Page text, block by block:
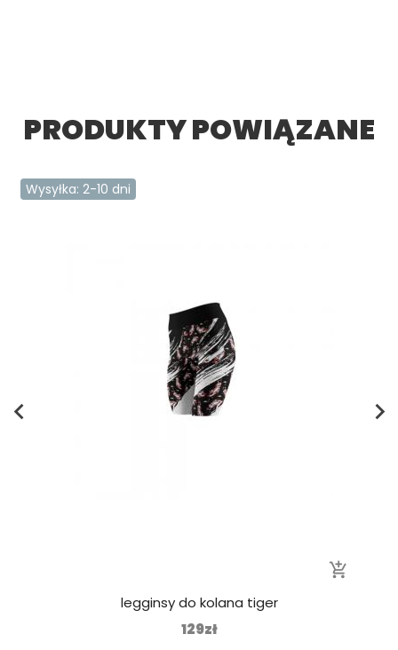
PRODUKTY POWIĄZANE
Wysyłka: 2-10 dni
add_shopping_cart
legginsy do kolana tiger
129zł